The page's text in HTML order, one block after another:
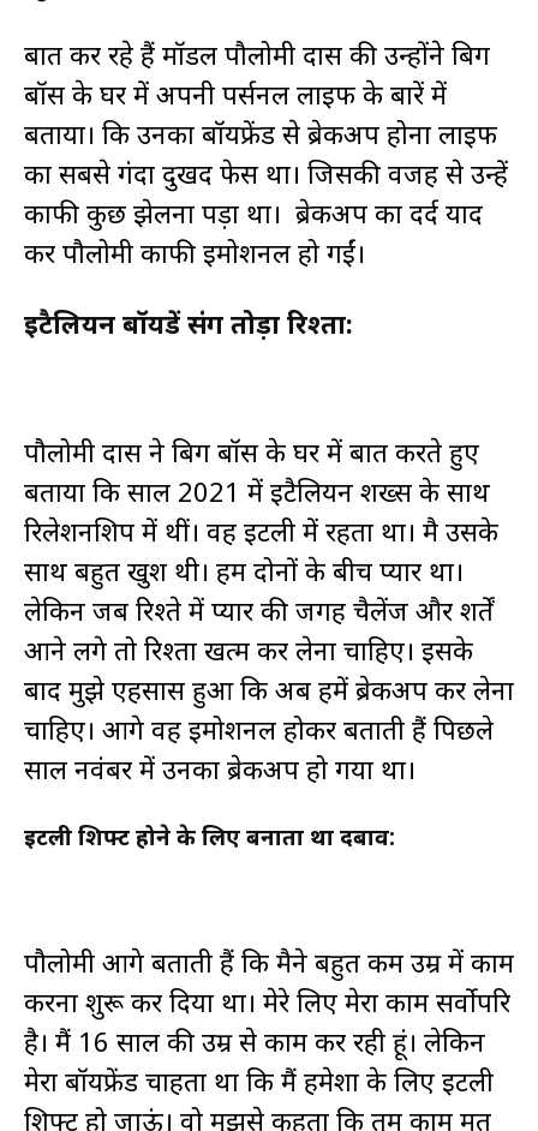
बात कर रहे हैं मॉडल पौलोमी दास की उन्होंने बिग
बॉस के घर में अपनी पर्सनल लाइफ के बारें में
बताया। कि उनका बॉयफ्रेंड से ब्रेकअप होना लाइफ
का सबसे गंदा दुखद फेस था। जिसकी वजह से उन्हें
काफी कुछ झेलना पड़ा था। ब्रेकअप का दर्द याद
कर पौलोमी काफी इमोशनल हो गईं।
इटैलियन बॉयफ्रेंड संग तोड़ा रिश्ता:
पौलोमी दास ने बिग बॉस के घर में बात करते हुए
बताया कि साल 2021 में इटैलियन शख्स के साथ
रिलेशनशिप में थीं। वह इटली में रहता था। मै उसके
साथ बहुत खुश थी। हम दोनों के बीच प्यार था।
लेकिन जब रिश्ते में प्यार की जगह चैलेंज और शर्तें
आने लगे तो रिश्ता खत्म कर लेना चाहिए। इसके
बाद मुझे एहसास हुआ कि अब हमें ब्रेकअप कर लेना
चाहिए। आगे वह इमोशनल होकर बताती हैं पिछले
साल नवंबर में उनका ब्रेकअप हो गया था।
इटली शिफ्ट होने के लिए बनाता था दबाव:
पौलोमी आगे बताती हैं कि मैने बहुत कम उम्र में काम
करना शुरू कर दिया था। मेरे लिए मेरा काम सर्वोपरि
है। मैं 16 साल की उम्र से काम कर रही हूं। लेकिन
मेरा बॉयफ्रेंड चाहता था कि मैं हमेशा के लिए इटली
शिफ्ट हो जाऊं। वो मुझसे कहता कि तुम काम मत